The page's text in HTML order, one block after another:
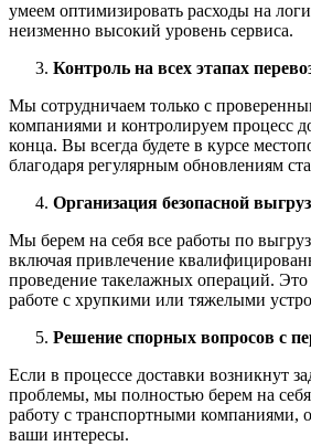
умеем оптимизировать расходы на
неизменно высокий уровень сервиса.
Контроль на всех этапах
Мы сотрудничаем только с
компаниями и контролируем процесс
конца. Вы всегда будете в курсе
благодаря регулярным обновлениям
Организация безопасной
Мы берем на себя все работы по
включая привлечение
проведение такелажных операций.
работе с хрупкими или тяжелыми
Решение спорных вопросов с
Если в процессе доставки возникнут
проблемы, мы полностью берем на
работу с транспортными компаниями,
ваши интересы.